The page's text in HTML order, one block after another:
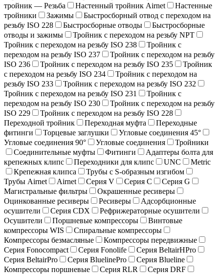
тройник — Резьба
Настенный тройник Airnet
Настенные
тройники
Зажимы
Быстросборный отвод с переходом на
резьбу ISO 228
Быстросборные отводы
Быстросборные
отводы и зажимы
Тройник с переходом на резьбу NPT
Тройник с переходом на резьбу ISO 238
Тройник с
переходом на резьбу ISO 237
Тройник с переходом на резьбу
ISO 236
Тройник с переходом на резьбу ISO 235
Тройник
с переходом на резьбу ISO 234
Тройник с переходом на
резьбу ISO 233
Тройник с переходом на резьбу ISO 232
Тройник с переходом на резьбу ISO 231
Тройник с
переходом на резьбу ISO 230
Тройник с переходом на резьбу
ISO 229
Тройник с переходом на резьбу ISO 228
Переходной тройник
Переходная муфта
Переходные
фитинги
Торцевые заглушки
Угловые соединения 45°
Угловые соединения 90°
Угловые соединения
Тройники
Соединительные муфты
Фитинги
Адаптеры болта для
крепежных клипс
Переходники для клипс UNC
Metric
Крепежная клипса
Трубы с S-образным изгибом
Трубы Airnet
Airnet Серия V Серия C
Серия G
Магистральные фильтры
Окрашенные ресиверы
Оцинкованные ресиверы
Ресиверы
Адсорбционные
осушители
Серия CDX
Рефрижераторные осушители
Осушители
Поршневые компрессоры
Винтовые
компрессоры WIS
Спиральные компрессоры
Компрессоры безмасляные
Компрессоры передвижные
Серия Fonocompact
Серия Fonolife
Серия BeltairHPro
Серия BeltairPro
Серия BluelinePro
Серия Blueline
Компрессоры поршневые
Серия RLR
Серия DRF